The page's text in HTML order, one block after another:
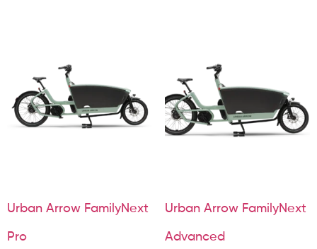
Urban Arrow FamilyNext
Pro
Urban Arrow FamilyNext
Advanced